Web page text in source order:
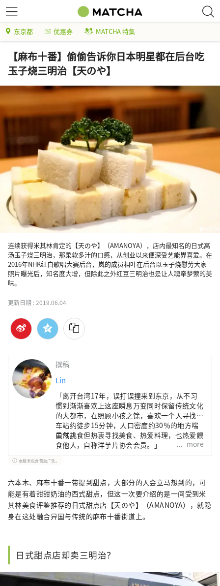
东京都 优惠券 MATCHA 特集
【麻布十番】偷偷告诉你日本明星都在后台吃
玉子烧三明治【天のや】
连续获得米其林肯定的【天のや】（AMANOYA），店内最知名的日式高
汤玉子烧三明治，那柔软多汁的口感，从创业以来便深受艺能界喜爱。在
2016年NHK红白歌唱大赛后台，岚的成员相叶在后台以玉子烧慰劳大家
照片曝光后，知名度大增，但除此之外红豆三明治也是让人魂牵梦萦的美
味。
更新日期 :2019.06.04
撰稿
Lin
「离开台湾17年，误打误撞来到东京，从不习
惯到渐渐喜欢上这座瞬息万变同时保留传统文化
的大都市，在照顾小孩之馀，喜欢一个人寻找离
车站约徒步15分钟，人口密度约30％的地方喘
口气。
虽然挑食但热衷寻找美食、热爱料理，也热爱餵
食他人，自称洋芋片协会会员。」
more
本服务包含赞助广告。
六本木、麻布十番一带提到甜点，大部分的人会立马想到的，可
能是有着甜甜奶油的西式甜点，但这一次要介绍的是一间受到米
其林美食评鉴推荐的日式甜点店【天のや】（AMANOYA），就隐
身在这处融合异国与传统的麻布十番街道上。
日式甜点店却卖三明治？